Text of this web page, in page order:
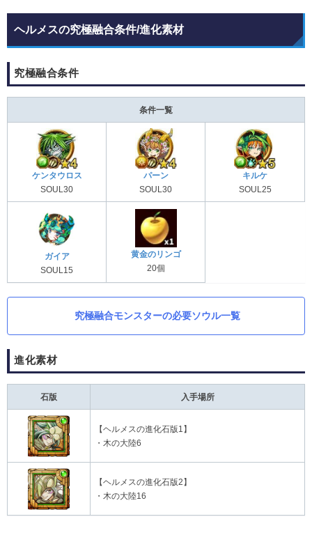
ヘルメスの究極融合条件/進化素材
究極融合条件
条件一覧
ケンタウロス
SOUL30
パーン
SOUL30
キルケ
SOUL25
ガイア
SOUL15
黄金のリンゴ
20個
究極融合モンスターの必要ソウル一覧
進化素材
石版 入手場所
【ヘルメスの進化石版1】
・木の大陸6
【ヘルメスの進化石版2】
・木の大陸16